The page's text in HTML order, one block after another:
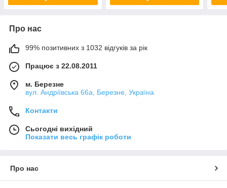
Про нас
99% позитивних з 1032 відгуків за рік
Працює з 22.08.2011
м. Березне
вул. Андріївська 66а, Березне, Україна
Контакти
Сьогодні вихідний
Показати весь графік роботи
Про нас